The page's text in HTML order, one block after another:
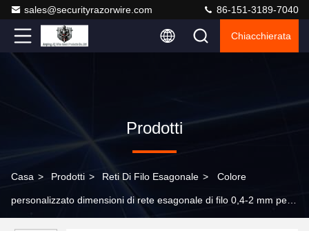
sales@securityrazorwire.com 86-151-3189-7040
Chiacchierata
Prodotti
Casa > Prodotti > Reti Di Filo Esagonale > Colore
personalizzato dimensioni di rete esagonale di filo 0,4-2 mm per